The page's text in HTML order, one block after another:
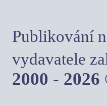
Publikování
vydavatele
2000 -